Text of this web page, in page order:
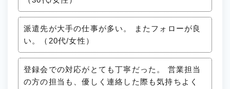
派遣先が大手の仕事が多い。 またフォローが良
い。（20代/女性）
登録会での対応がとても丁寧だった。 営業担当
の方の担当も、優しく連絡した際も気持ちよく